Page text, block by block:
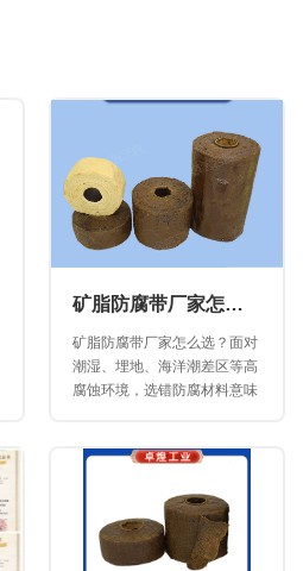
矿脂防腐带厂家怎么选？5个标准帮你避开90%的坑（附真实案例）
矿脂防腐带厂家怎么选？面对
潮湿、埋地、海洋潮差区等高
腐蚀环境，选错防腐材料意味
余年矿脂防腐带生产服务经
案例验证等角度，给出5条可
执行的选型标准，帮助能源企
业一次选对，长效免维护。适